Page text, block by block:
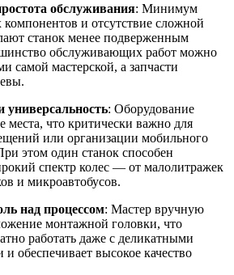
обслуживания: Минимум
компонентов и отсутствие сложной
станок менее подверженным
обслуживающих работ можно
самой мастерской, а запчасти
.
универсальность: Оборудование
места, что критически важно для
или организации мобильного
этом один станок способен
спектр колес — от малолитражек
и микроавтобусов.
над процессом: Мастер вручную
монтажной головки, что
работать даже с деликатными
обеспечивает высокое качество